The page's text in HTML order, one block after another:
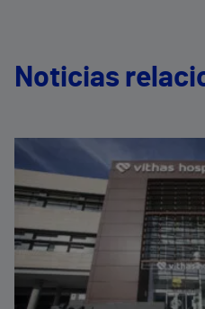
Noticias